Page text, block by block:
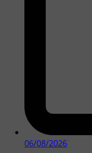
06/08/2026